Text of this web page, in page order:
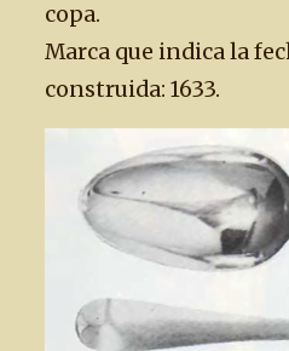
copa.
Marca que indica la
construida: 1633.